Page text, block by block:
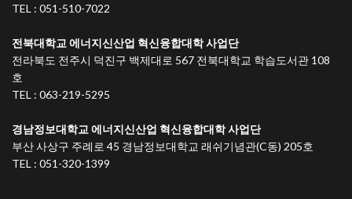
TEL : 051-510-7022
전북대학교 에너지신산업 혁신융합대학 사업단
전라북도 전주시 덕진구 백제대로 567 전북대학교 학습도서관 108
호
TEL : 063-219-5295
경남정보대학교 에너지신산업 혁신융합대학 사업단
부산 사상구 주례로 45 경남정보대학교 래쉬기념관(C동) 205호
TEL : 051-320-1399